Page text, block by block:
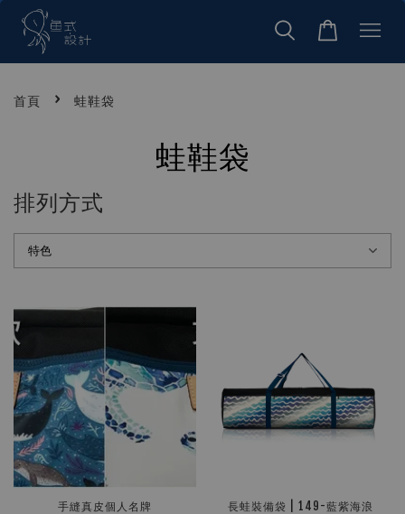
首頁 › 蛙鞋袋
蛙鞋袋
排列方式
手縫真皮個人名牌 長蛙裝備袋 | 149-藍紫海浪